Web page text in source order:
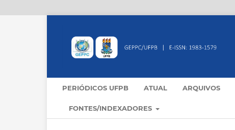
PERIÓDICOS UFPB ATUAL ARQUIVOS
FONTES/INDEXADORES